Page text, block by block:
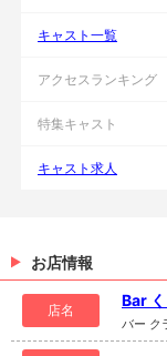
キャスト一覧
アクセスランキング
特集キャスト
キャスト求人
お店情報
店名
Bar
バー ク